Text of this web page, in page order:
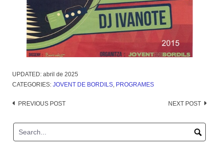
UPDATED: abril de 2025
CATEGORIES: JOVENT DE BORDILS, PROGRAMES
Post
PREVIOUS POST NEXT POST